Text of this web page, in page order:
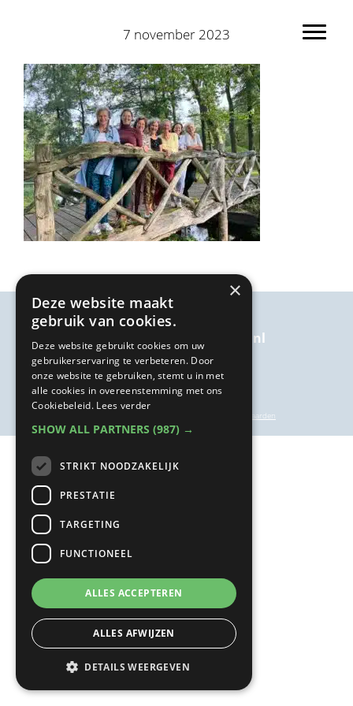
hoofdnavigatie
hoofd
inhoud
7 november 2023
welkom@kairosbijkanker.nl
inschrijf- en annuleringsvoorwaarden
×
Deze website maakt
gebruik van cookies.
Deze website gebruikt cookies om uw
gebruikerservaring te verbeteren. Door
onze website te gebruiken, stemt u in met
alle cookies in overeenstemming met ons
Cookiebeleid. Lees verder
SHOW ALL PARTNERS (987) →
STRIKT NOODZAKELIJK
PRESTATIE
TARGETING
FUNCTIONEEL
ALLES ACCEPTEREN
ALLES AFWIJZEN
DETAILS WEERGEVEN